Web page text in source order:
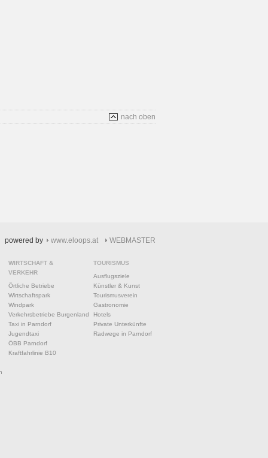
nach oben
powered by www.eloops.at WEBMASTER
WIRTSCHAFT &
VERKEHR
Örtliche Betriebe
Wirtschaftspark
Windpark
Verkehrsbetriebe Burgenland
Taxi in Parndorf
Jugendtaxi
ÖBB Parndorf
Kraftfahrlinie B10
TOURISMUS
Ausflugsziele
Künstler & Kunst
Tourismusverein
Gastronomie
Hotels
Private Unterkünfte
Radwege in Parndorf